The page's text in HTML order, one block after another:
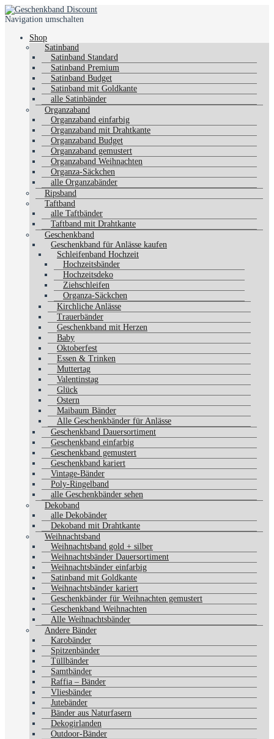
Navigation umschalten
Shop
Satinband
Satinband Standard
Satinband Premium
Satinband Budget
Satinband mit Goldkante
alle Satinbänder
Organzaband
Organzaband einfarbig
Organzaband mit Drahtkante
Organzaband Budget
Organzaband gemustert
Organzaband Weihnachten
Organza-Säckchen
alle Organzabänder
Ripsband
Taftband
alle Taftbänder
Taftband mit Drahtkante
Geschenkband
Geschenkband für Anlässe kaufen
Schleifenband Hochzeit
Hochzeitsbänder
Hochzeitsdeko
Ziehschleifen
Organza-Säckchen
Kirchliche Anlässe
Trauerbänder
Geschenkband mit Herzen
Baby
Oktoberfest
Essen & Trinken
Muttertag
Valentinstag
Glück
Ostern
Maibaum Bänder
Alle Geschenkbänder für Anlässe
Geschenkband Dauersortiment
Geschenkband einfarbig
Geschenkband gemustert
Geschenkband kariert
Vintage-Bänder
Poly-Ringelband
alle Geschenkbänder sehen
Dekoband
alle Dekobänder
Dekoband mit Drahtkante
Weihnachtsband
Weihnachtsband gold + silber
Weihnachtsbänder Dauersortiment
Weihnachtsbänder einfarbig
Satinband mit Goldkante
Weihnachtsbänder kariert
Geschenkbänder für Weihnachten gemustert
Geschenkband Weihnachten
Alle Weihnachtsbänder
Andere Bänder
Karobänder
Spitzenbänder
Tüllbänder
Samtbänder
Raffia – Bänder
Vliesbänder
Jutebänder
Bänder aus Naturfasern
Dekogirlanden
Outdoor-Bänder